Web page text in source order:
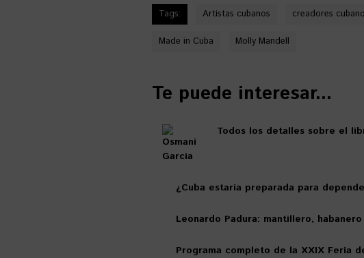
Tags: Artistas cubanos creadores
Made in Cuba Molly Mandell
Te puede interesar...
Todos los detalles sobre el
¿Cuba estaría preparada para
Leonardo Padura: mantillero,
Programa completo de la XXIX Feria